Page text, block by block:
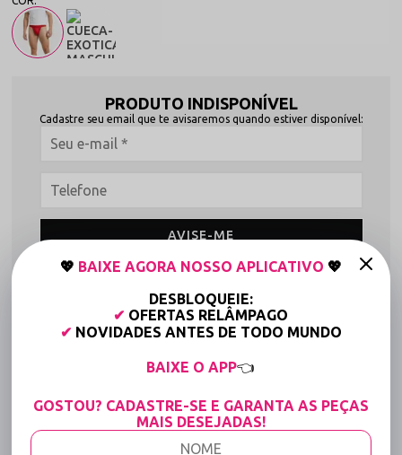
PRODUTO INDISPONÍVEL
Cadastre seu email que te avisaremos quando estiver disponível:
AVISE-ME
Frete grátis a partir de R$149,90 (Varejo)*
Até 6x Sem Juros (Varejo)
Tabela de medidas
Compartilhe:
💖 BAIXE AGORA NOSSO APLICATIVO 💖
DESBLOQUEIE:
✔ OFERTAS RELÂMPAGO
✔ NOVIDADES ANTES DE TODO MUNDO
BAIXE O APP👈
GOSTOU? CADASTRE-SE E GARANTA AS PEÇAS
MAIS DESEJADAS!